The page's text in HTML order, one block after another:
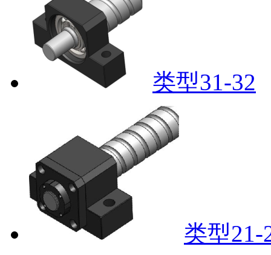
类型31-32
类型21-